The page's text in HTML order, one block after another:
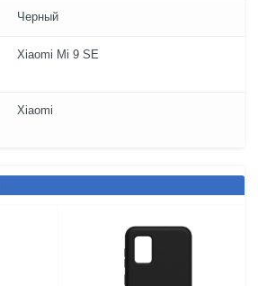
Черный
Xiaomi Mi 9 SE
Xiaomi